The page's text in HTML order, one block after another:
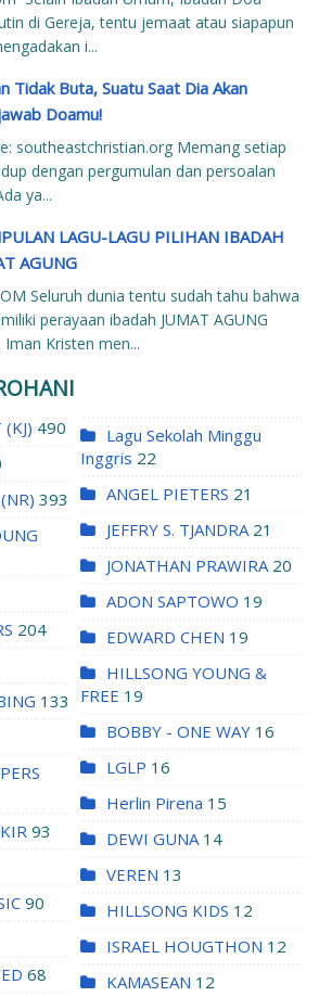
di Gereja, tentu jemaat atau siapapun
i...
Tidak Buta, Suatu Saat Dia Akan
Doamu!
southeastchristian.org Memang setiap
dengan pergumulan dan persoalan
ya...
LAGU-LAGU PILIHAN IBADAH
AGUNG
Seluruh dunia tentu sudah tahu bahwa
perayaan ibadah JUMAT AGUNG
Iman Kristen men...
490
393
204
133
93
90
68
Lagu Sekolah Minggu
Inggris 22
ANGEL PIETERS 21
JEFFRY S. TJANDRA 21
JONATHAN PRAWIRA 20
ADON SAPTOWO 19
EDWARD CHEN 19
HILLSONG YOUNG &
FREE 19
BOBBY - ONE WAY 16
LGLP 16
Herlin Pirena 15
DEWI GUNA 14
VEREN 13
HILLSONG KIDS 12
ISRAEL HOUGTHON 12
KAMASEAN 12